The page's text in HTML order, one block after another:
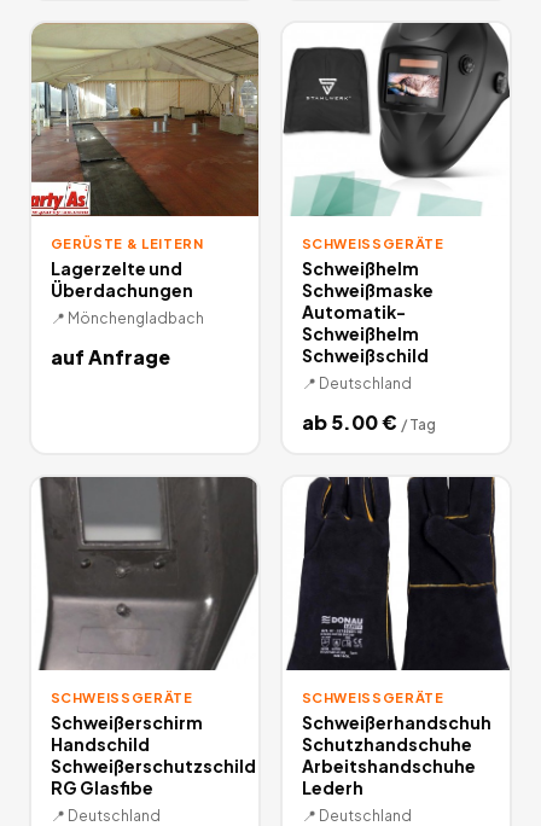
GERÜSTE & LEITERN
Lagerzelte und
Überdachungen
📍 Mönchengladbach
auf Anfrage
SCHWEISSGERÄTE
Schweißhelm
Schweißmaske
Automatik-
Schweißhelm
Schweißschild
📍 Deutschland
ab5.00€ / Tag
SCHWEISSGERÄTE
Schweißerschirm
Handschild
Schweißerschutzschild
RG Glasfibe
📍 Deutschland
SCHWEISSGERÄTE
Schweißerhandschuh
Schutzhandschuhe
Arbeitshandschuhe
Lederh
📍 Deutschland